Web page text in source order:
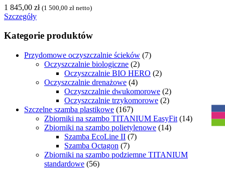
1 845,00 zł (1 500,00 zł netto)
Szczegóły
Kategorie produktów
Przydomowe oczyszczalnie ścieków (7)
Oczyszczalnie biologiczne (2)
Oczyszczalnie BIO HERO (2)
Oczyszczalnie drenażowe (4)
Oczyszczalnie dwukomorowe (2)
Oczyszczalnie trzykomorowe (2)
Szczelne szamba plastikowe (167)
Zbiorniki na szambo TITANIUM EasyFit (14)
Zbiorniki na szambo polietylenowe (14)
Szamba EcoLine II (7)
Szamba Octagon (7)
Zbiorniki na szambo podziemne TITANIUM
standardowe (56)